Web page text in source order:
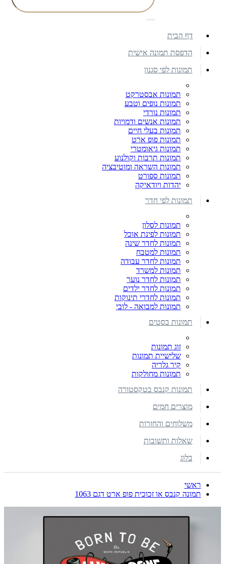
דף הבית
הדפסת תמונה אישית
תמונות לפי סגנון
תמונות אבסטרקט
תמונות נופים וטבע
תמונות נורדי
תמונות אנשים ודמויות
תמונות בעלי חיים
תמונות פופ ארט
תמונות גיאומטרי
תמונות תרבות וקולנוע
תמונות השראה ומוטיבציה
תמונות ספורט
יהדות ויודאיקה
תמונות לפי חדר
תמונות לסלון
תמונות לפינת אוכל
תמונות לחדר שינה
תמונות למטבח
תמונות לחדר עבודה
תמונות למשרד
תמונות לחדר נוער
תמונות לחדר ילדים
תמונות לחדרי תינוקות
תמונות למבואה - לובי
תמונות בסטים
זוג תמונות
שלישיית תמונות
קיר גלריה
תמונות מחולקות
תמונות קנבס בטקסטורה
מוצרים חמים
משלוחים והחזרות
שאלות ותשובות
בלוג
ראשי
תמונה קנבס או זכוכית פופ ארט דגם 1063